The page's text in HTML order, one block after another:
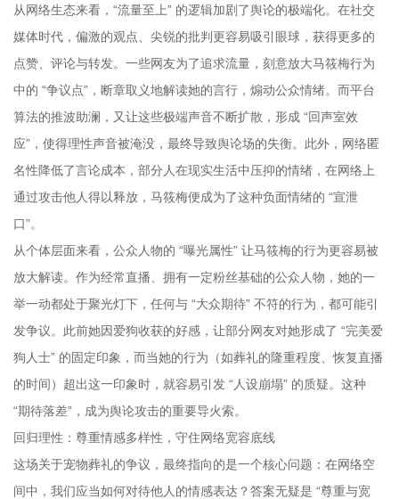
从网络生态来看，“流量至上” 的逻辑加剧了舆论的极端化。在社交
媒体时代，偏激的观点、尖锐的批判更容易吸引眼球，获得更多的
点赞、评论与转发。一些网友为了追求流量，刻意放大马筱梅行为
中的 “争议点”，断章取义地解读她的言行，煽动公众情绪。而平台
算法的推波助澜，又让这些极端声音不断扩散，形成 “回声室效
应”，使得理性声音被淹没，最终导致舆论场的失衡。此外，网络匿
名性降低了言论成本，部分人在现实生活中压抑的情绪，在网络上
通过攻击他人得以释放，马筱梅便成为了这种负面情绪的 “宣泄
口”。
从个体层面来看，公众人物的 “曝光属性” 让马筱梅的行为更容易被
放大解读。作为经常直播、拥有一定粉丝基础的公众人物，她的一
举一动都处于聚光灯下，任何与 “大众期待” 不符的行为，都可能引
发争议。此前她因爱狗收获的好感，让部分网友对她形成了 “完美爱
狗人士” 的固定印象，而当她的行为（如葬礼的隆重程度、恢复直播
的时间）超出这一印象时，就容易引发 “人设崩塌” 的质疑。这种
“期待落差”，成为舆论攻击的重要导火索。
回归理性：尊重情感多样性，守住网络宽容底线
这场关于宠物葬礼的争议，最终指向的是一个核心问题：在网络空
间中，我们应当如何对待他人的情感表达？答案无疑是 “尊重与宽